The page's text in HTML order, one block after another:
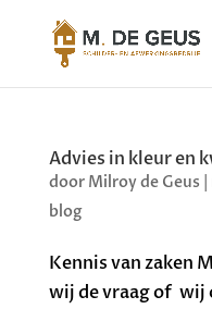
Advies in kleur en
door Milroy de Geus
blog
Kennis van zaken
wij de vraag of wij